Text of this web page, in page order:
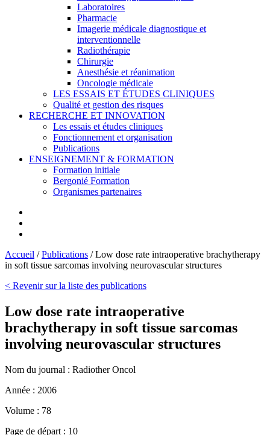
Laboratoires
Pharmacie
Imagerie médicale diagnostique et
interventionnelle
Radiothérapie
Chirurgie
Anesthésie et réanimation
Oncologie médicale
LES ESSAIS ET ÉTUDES CLINIQUES
Qualité et gestion des risques
RECHERCHE ET INNOVATION
Les essais et études cliniques
Fonctionnement et organisation
Publications
ENSEIGNEMENT & FORMATION
Formation initiale
Bergonié Formation
Organismes partenaires
Accueil /Publications /Low dose rate intraoperative brachytherapy
in soft tissue sarcomas involving neurovascular structures
< Revenir sur la liste des publications
Low dose rate intraoperative
brachytherapy in soft tissue sarcomas
involving neurovascular structures
Nom du journal : Radiother Oncol
Année : 2006
Volume : 78
Page de départ : 10